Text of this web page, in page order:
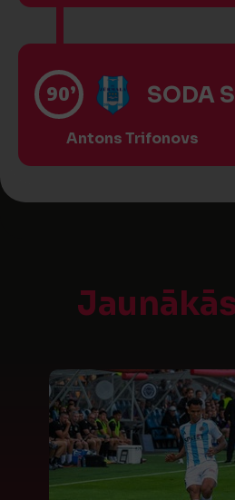
90’ SODA
Antons Trifonovs